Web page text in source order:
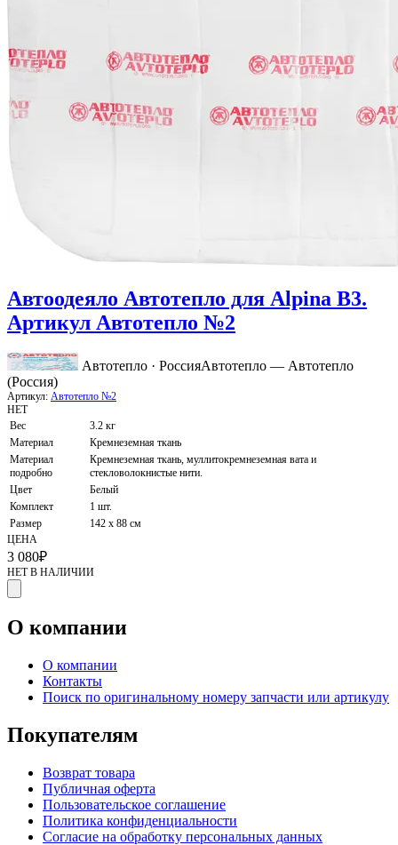
Автоодеяло Автотепло для Alpina B3.
Артикул Автотепло №2
Автотепло · РоссияАвтотепло — Автотепло
(Россия)
Артикул: Автотепло №2
НЕТ
Вес
3.2 кг
Материал
Кремнеземная ткань
Материал
подробно
Кремнеземная ткань, муллитокремнеземная вата и
стекловолокнистые нити.
Цвет
Белый
Комплект
1 шт.
Размер
142 х 88 см
ЦЕНА
3 080₽
НЕТ В НАЛИЧИИ
О компании
О компании
Контакты
Поиск по оригинальному номеру запчасти или артикулу
Покупателям
Возврат товара
Публичная оферта
Пользовательское соглашение
Политика конфиденциальности
Согласие на обработку персональных данных